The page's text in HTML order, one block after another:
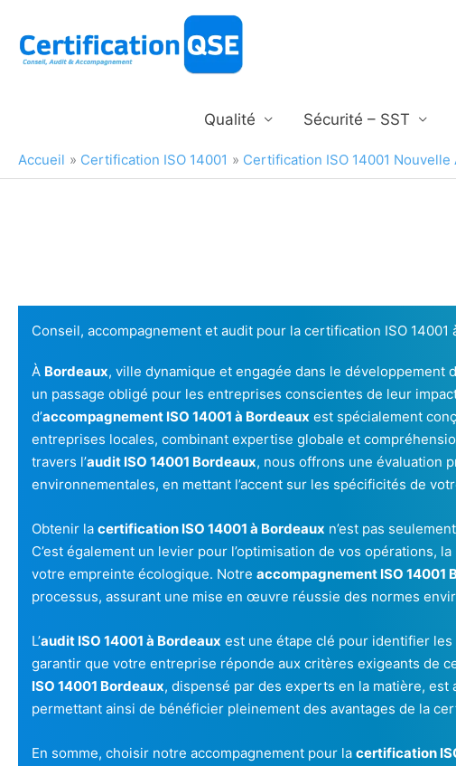
contenu
Qualité Sécurité – SST
Accueil Certification ISO 14001 Certification ISO 14001 Nouvelle
Conseil, accompagnement et audit pour la certification ISO 14001
À Bordeaux, ville dynamique et engagée dans le développement
un passage obligé pour les entreprises conscientes de leur
d’accompagnement ISO 14001 à Bordeaux est spécialement
entreprises locales, combinant expertise globale et
travers l’audit ISO 14001 Bordeaux, nous offrons une évaluation
environnementales, en mettant l’accent sur les spécificités de
Obtenir la certification ISO 14001 à Bordeaux n’est pas
C’est également un levier pour l’optimisation de vos opérations,
votre empreinte écologique. Notre accompagnement ISO 14001
processus, assurant une mise en œuvre réussie des normes
L’audit ISO 14001 à Bordeaux est une étape clé pour identifier
garantir que votre entreprise réponde aux critères exigeants de
ISO 14001 Bordeaux, dispensé par des experts en la matière,
permettant ainsi de bénéficier pleinement des avantages de la
En somme, choisir notre accompagnement pour la certification